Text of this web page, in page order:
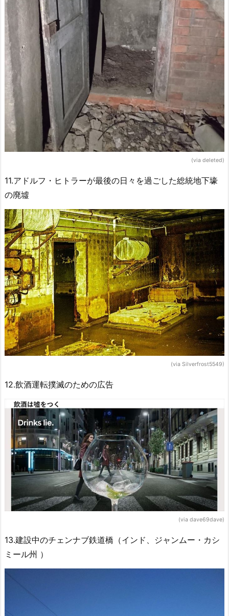
(via deleted)
11.アドルフ・ヒトラーが最後の日々を過ごした総統地下壕
の廃墟
(via Silverfrost5549)
12.飲酒運転撲滅のための広告
(via dave69dave)
13.建設中のチェンナブ鉄道橋（インド、ジャンムー・カシ
ミール州 ）